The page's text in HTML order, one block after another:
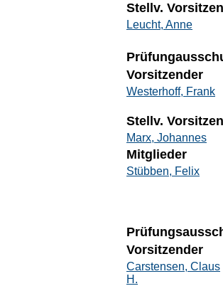
Stellv.
Leucht, Anne
Vorsitzender
Westerhoff, Frank
Stellv.
Marx, Johannes
Mitglieder
Stübben, Felix
Vorsitzender
Carstensen, Claus
H.